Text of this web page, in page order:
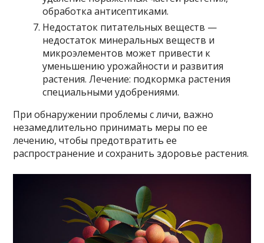
обработка антисептиками.
Недостаток питательных веществ —
недостаток минеральных веществ и
микроэлементов может привести к
уменьшению урожайности и развития
растения. Лечение: подкормка растения
специальными удобрениями.
При обнаружении проблемы с личи, важно
незамедлительно принимать меры по ее
лечению, чтобы предотвратить ее
распространение и сохранить здоровье растения.